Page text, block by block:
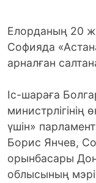
Елорданың 20
Софияда
арналған
Іс-шараға
министрлігінің
үшін»
Борис Янчев,
орынбасары
облысының